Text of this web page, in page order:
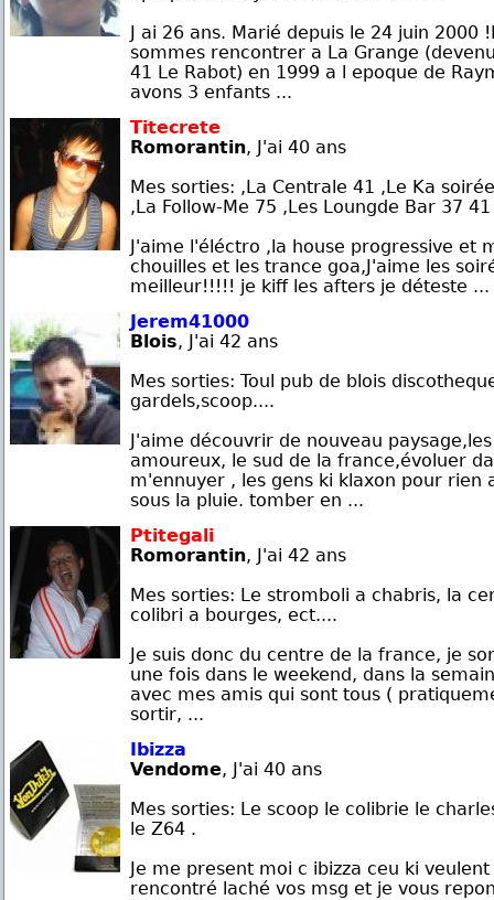
J ai 26 ans. Marié depuis le 24 juin 2000
sommes rencontrer a La Grange
41 Le Rabot) en 1999 a l epoque de
avons 3 enfants ...
Titecrete
Romorantin, J'ai 40 ans
Mes sorties: ,La Centrale 41 ,Le Ka
,La Follow-Me 75 ,Les Loungde Bar 37
J'aime l'éléctro ,la house progressive et
chouilles et les trance goa,J'aime les
meilleur!!!!! je kiff les afters je déteste ...
Jerem41000
Blois, J'ai 42 ans
Mes sorties: Toul pub de blois
gardels,scoop....
J'aime découvrir de nouveau
amoureux, le sud de la france,évoluer
m'ennuyer , les gens ki klaxon pour rien
sous la pluie. tomber en ...
Ptitegali
Romorantin, J'ai 42 ans
Mes sorties: Le stromboli a chabris, la
colibri a bourges, ect....
Je suis donc du centre de la france, je
une fois dans le weekend, dans la
avec mes amis qui sont tous (
sortir, ...
Ibizza
Vendome, J'ai 40 ans
Mes sorties: Le scoop le colibrie le
le Z64 .
Je me present moi c ibizza ceu ki
rencontré laché vos msg et je vous